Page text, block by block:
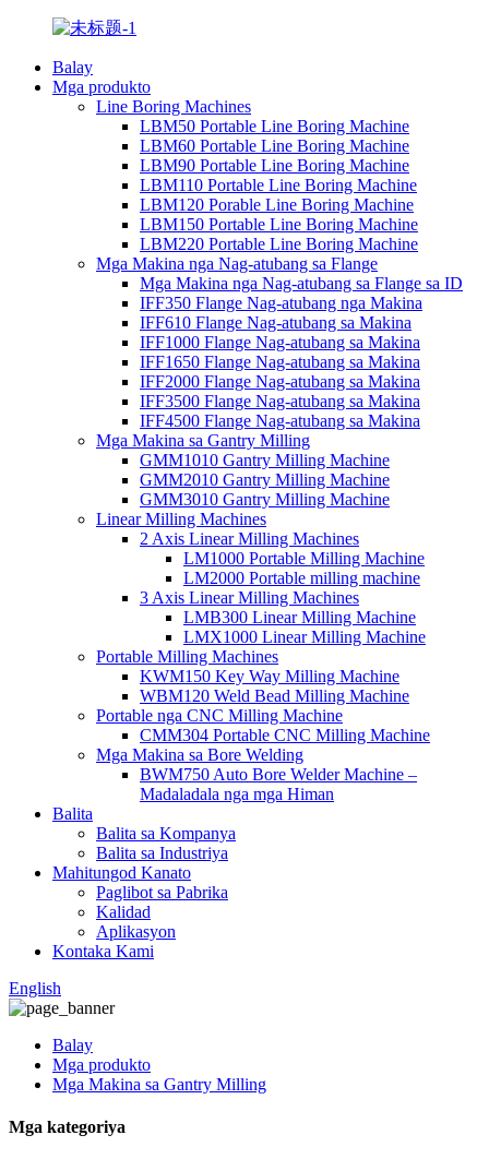
Balay
Mga produkto
Line Boring Machines
LBM50 Portable Line Boring Machine
LBM60 Portable Line Boring Machine
LBM90 Portable Line Boring Machine
LBM110 Portable Line Boring Machine
LBM120 Porable Line Boring Machine
LBM150 Portable Line Boring Machine
LBM220 Portable Line Boring Machine
Mga Makina nga Nag-atubang sa Flange
Mga Makina nga Nag-atubang sa Flange sa ID
IFF350 Flange Nag-atubang nga Makina
IFF610 Flange Nag-atubang sa Makina
IFF1000 Flange Nag-atubang sa Makina
IFF1650 Flange Nag-atubang sa Makina
IFF2000 Flange Nag-atubang sa Makina
IFF3500 Flange Nag-atubang sa Makina
IFF4500 Flange Nag-atubang sa Makina
Mga Makina sa Gantry Milling
GMM1010 Gantry Milling Machine
GMM2010 Gantry Milling Machine
GMM3010 Gantry Milling Machine
Linear Milling Machines
2 Axis Linear Milling Machines
LM1000 Portable Milling Machine
LM2000 Portable milling machine
3 Axis Linear Milling Machines
LMB300 Linear Milling Machine
LMX1000 Linear Milling Machine
Portable Milling Machines
KWM150 Key Way Milling Machine
WBM120 Weld Bead Milling Machine
Portable nga CNC Milling Machine
CMM304 Portable CNC Milling Machine
Mga Makina sa Bore Welding
BWM750 Auto Bore Welder Machine –
Madaladala nga mga Himan
Balita
Balita sa Kompanya
Balita sa Industriya
Mahitungod Kanato
Paglibot sa Pabrika
Kalidad
Aplikasyon
Kontaka Kami
English
Balay
Mga produkto
Mga Makina sa Gantry Milling
Mga kategoriya